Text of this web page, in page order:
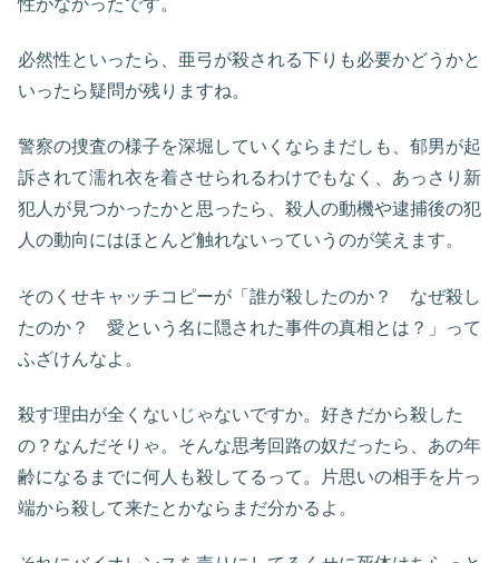
必然性といったら、亜弓が殺される下りも必要かどうかと
いったら疑問が残りますね。
警察の捜査の様子を深堀していくならまだしも、郁男が起
訴されて濡れ衣を着させられるわけでもなく、あっさり新
犯人が見つかったかと思ったら、殺人の動機や逮捕後の犯
人の動向にはほとんど触れないっていうのが笑えます。
そのくせキャッチコピーが「誰が殺したのか？ なぜ殺し
たのか？ 愛という名に隠された事件の真相とは？」って
ふざけんなよ。
殺す理由が全くないじゃないですか。好きだから殺した
の？なんだそりゃ。そんな思考回路の奴だったら、あの年
齢になるまでに何人も殺してるって。片思いの相手を片っ
端から殺して来たとかならまだ分かるよ。